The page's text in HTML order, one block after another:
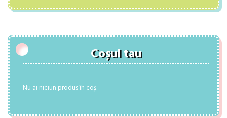
Coșul tau
Nu ai niciun produs în coș.